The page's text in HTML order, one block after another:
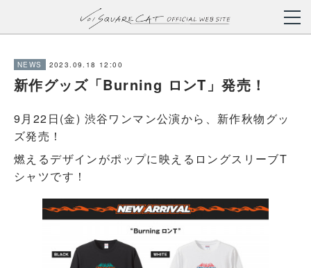
NEWS 2023.09.18 12:00
新作グッズ「Burning ロンT」発売！
9月22日(金) 渋谷ワンマン公演から、新作秋物グッ
ズ発売！
燃えるデザインがポップに映えるロングスリーブT
シャツです！